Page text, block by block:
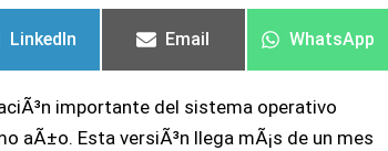
en
LinkedIn
en
Email
en
WhatsApp
importante del sistema operativo
aÃ±o. Esta versiÃ³n llega mÃ¡s de un mes
en
en
en